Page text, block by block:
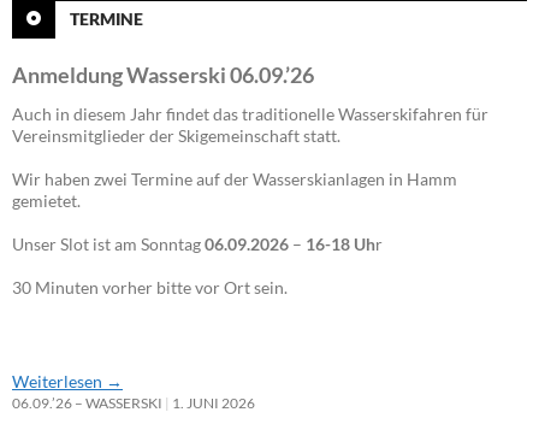
TERMINE
Anmeldung Wasserski 06.09.’26
Auch in diesem Jahr findet das traditionelle Wasserskifahren für
Vereinsmitglieder der Skigemeinschaft statt.
Wir haben zwei Termine auf der Wasserskianlagen in Hamm
gemietet.
Unser Slot ist am Sonntag06.09.2026 – 16-18 Uhr
30 Minuten vorher bitte vor Ort sein.
Weiterlesen →
06.09.’26 – WASSERSKI 1. JUNI 2026